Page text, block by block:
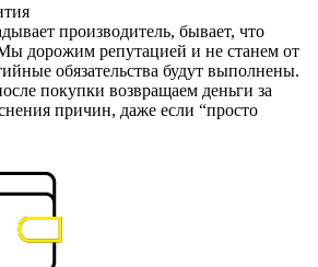
производитель, бывает, что
дорожим репутацией и не станем от
обязательства будут выполнены.
покупки возвращаем деньги за
причин, даже если “просто